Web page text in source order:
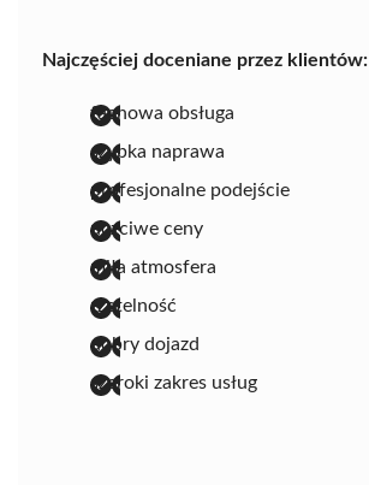
Najczęściej doceniane przez klientów:
fachowa obsługa
szybka naprawa
profesjonalne podejście
uczciwe ceny
miła atmosfera
rzetelność
dobry dojazd
szeroki zakres usług